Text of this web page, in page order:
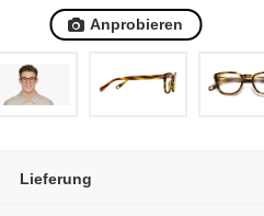
Anprobieren
Lieferung